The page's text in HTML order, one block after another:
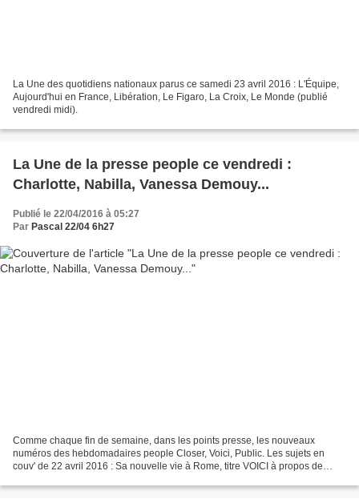
La Une des quotidiens nationaux parus ce samedi 23 avril 2016 : L'Équipe,
Aujourd'hui en France, Libération, Le Figaro, La Croix, Le Monde (publié
vendredi midi).
La Une de la presse people ce vendredi :
Charlotte, Nabilla, Vanessa Demouy...
Publié le 22/04/2016 à 05:27
Par Pascal 22/04 6h27
Comme chaque fin de semaine, dans les points presse, les nouveaux
numéros des hebdomadaires people Closer, Voici, Public. Les sujets en
couv' de 22 avril 2016 : Sa nouvelle vie à Rome, titre VOICI à propos de